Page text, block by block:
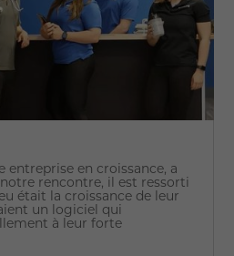
entreprise en croissance, a
rencontre, il est ressorti
était la croissance de leur
un logiciel qui
à leur forte